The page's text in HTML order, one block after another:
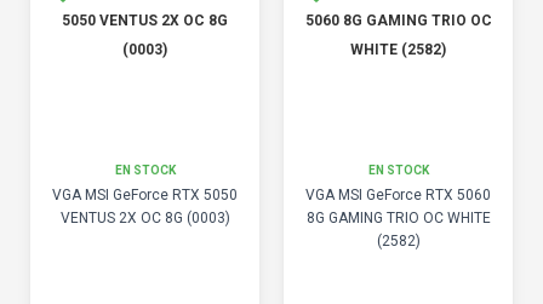
EN STOCK
VGA MSI GeForce RTX 5050
VENTUS 2X OC 8G (0003)
EN STOCK
VGA MSI GeForce RTX 5060
8G GAMING TRIO OC WHITE
(2582)